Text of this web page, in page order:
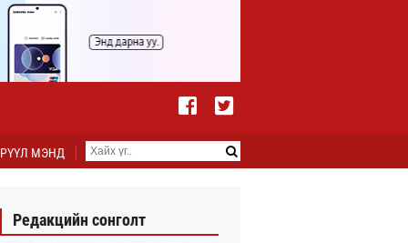
МЭНД
Редакцийн сонголт